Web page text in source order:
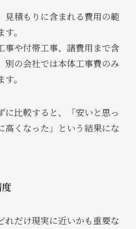
見積もりに含まれる費用の範
。
事や付帯工事、諸費用まで含
別の会社では本体工事費のみ
。
に比較すると、「安いと思っ
高くなった」という結果にな
れだけ現実に近いかも重要な